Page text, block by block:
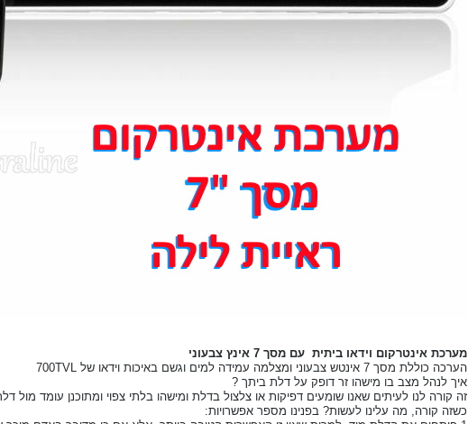
מערכת אינטרקום וידאו ביתית עם מסך 7 אינץ צבעוני
הערכה כוללת מסך 7 אינטש צבעוני ומצלמה עמידה למים וגשם באיכות וידאו של 700TVL
איך לנהל מצב בו מישהו זר דופק על דלת ביתך ?
זה קורה לנו לעיתים שאנו שומעים דפיקות או צלצול בדלת ומישהו בלתי צפוי ומתוכנן עומד מול
כשזה קורה, מה עלינו לעשות? בפנינו מספר אפשרויות: